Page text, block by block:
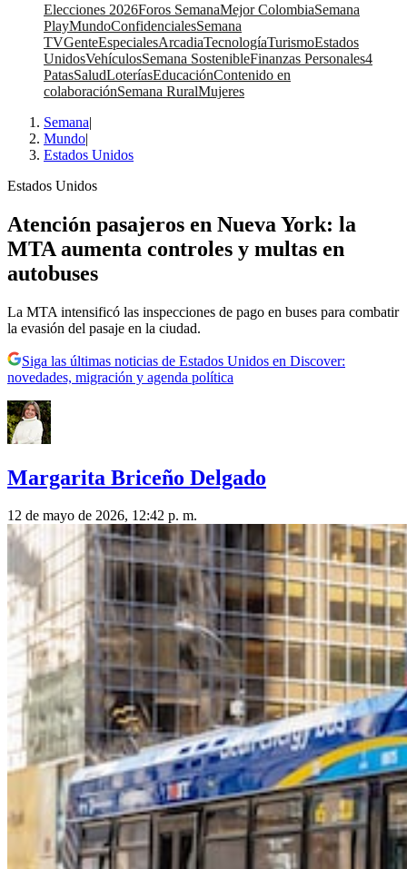
Elecciones 2026Foros SemanaMejor ColombiaSemana
PlayMundoConfidencialesSemana
TVGenteEspecialesArcadiaTecnologíaTurismoEstados
UnidosVehículosSemana SostenibleFinanzas Personales4
PatasSaludLoteríasEducaciónContenido en
colaboraciónSemana RuralMujeres
Semana|
Mundo|
Estados Unidos
Estados Unidos
Atención pasajeros en Nueva York: la
MTA aumenta controles y multas en
autobuses
La MTA intensificó las inspecciones de pago en buses para combatir
la evasión del pasaje en la ciudad.
Siga las últimas noticias de Estados Unidos en Discover:
novedades, migración y agenda política
Margarita Briceño Delgado
12 de mayo de 2026, 12:42 p. m.